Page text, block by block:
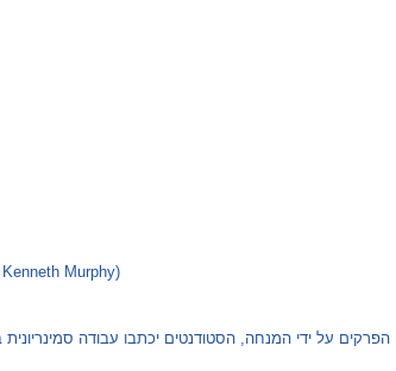
על ידי המנחה, הסטודנטים יכתבו עבודה